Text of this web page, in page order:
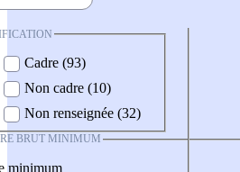
Cadre (93)
Non cadre (10)
Non renseignée (32)
BRUT MINIMUM
minimum